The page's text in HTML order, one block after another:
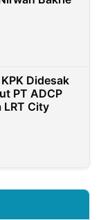
Didesak
PT ADCP
City